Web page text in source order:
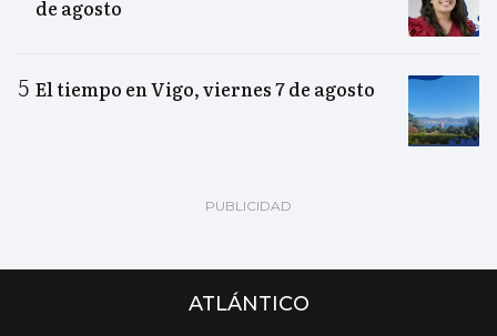
de agosto
El tiempo en Vigo, viernes 7 de agosto
ATLÁNTICO